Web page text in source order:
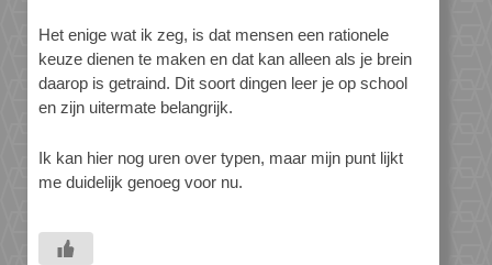
Het enige wat ik zeg, is dat mensen een rationele
keuze dienen te maken en dat kan alleen als je brein
daarop is getraind. Dit soort dingen leer je op school
en zijn uitermate belangrijk.
Ik kan hier nog uren over typen, maar mijn punt lijkt
me duidelijk genoeg voor nu.